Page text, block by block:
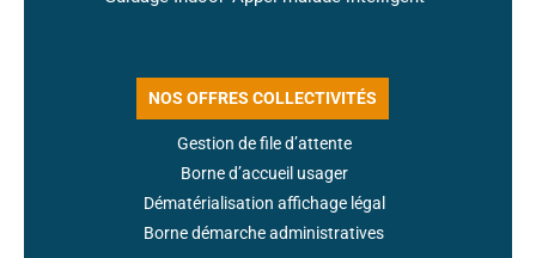
NOS OFFRES COLLECTIVITÉS
Gestion de file d’attente
Borne d’accueil usager
Dématérialisation affichage légal
Borne démarche administratives